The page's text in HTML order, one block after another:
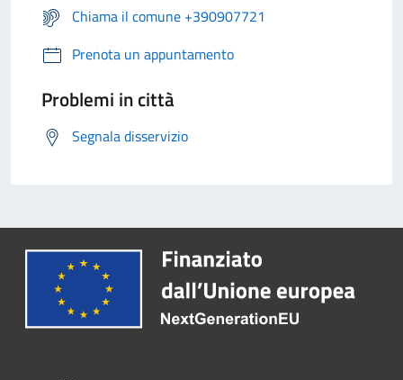
Chiama il comune +390907721
Prenota un appuntamento
Problemi in città
Segnala disservizio